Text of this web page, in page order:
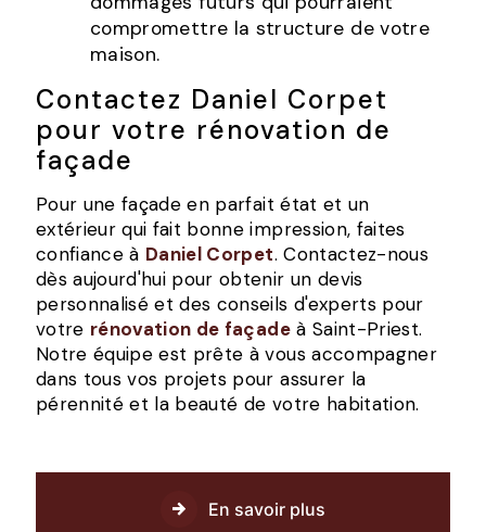
compromettre la structure de votre
maison.
Contactez Daniel Corpet
pour votre rénovation de
façade
Pour une façade en parfait état et un
extérieur qui fait bonne impression, faites
confiance à Daniel Corpet. Contactez-nous
dès aujourd'hui pour obtenir un devis
personnalisé et des conseils d'experts pour
votre rénovation de façadeà Saint-Priest.
Notre équipe est prête à vous accompagner
dans tous vos projets pour assurer la
pérennité et la beauté de votre habitation.
En savoir plus